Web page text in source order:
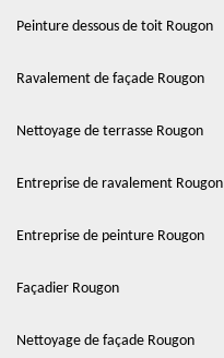
Peinture dessous de toit Rougon
Ravalement de façade Rougon
Nettoyage de terrasse Rougon
Entreprise de ravalement Rougon
Entreprise de peinture Rougon
Façadier Rougon
Nettoyage de façade Rougon